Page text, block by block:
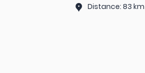
Distance: 83 km